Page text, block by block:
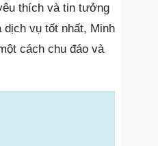
thích và tin tưởng
vụ tốt nhất, Minh
cách chu đáo và